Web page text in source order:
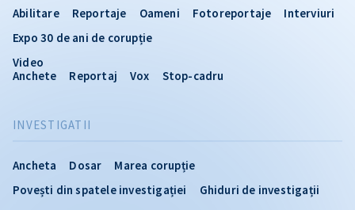
INVESTIGATII
Ancheta Dosar
Marea corupție
Povești din spatele investigației
Ghiduri de investigații
Abilitare Reportaje Oameni Fotoreportaje
Interviuri
Expo 30 de ani de corupție
Video
Anchete
Reportaj Vox Stop-cadru